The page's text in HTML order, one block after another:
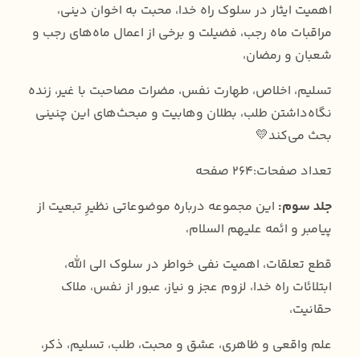
اهمیت ایثار در سلوک راه خدا، محبت به اخوان دینی،
مراقبات ماه رجب، فضیلت و برخی از اعمال ماه‌های رجب و
شعبان و رمضان،
تسلیم، اخلاص، طهارت نفس، مضرات مصاحبت با غیر، زنده
نگاه‌داشتن طلب، بطلان وهابیت و مبحث‌های این چنینی
بحث می‌کند💛
تعداد صفحات:264 صفحه
جلد سوم: این مجموعه درباره موضوعاتی نظیرِ تبعیت از
پیامبر و ائمه علیهم السلام،
قطع تعلقات، اهمیت نفی خواطر در سلوک الی الله،
ابتلائات راه خدا، لزوم عجز و نیاز، عبور از نفس، ملاک
حقانیت،
علم واقعی و ظاهری، عشق و محبت، طلب، تسلیم، ذکر،